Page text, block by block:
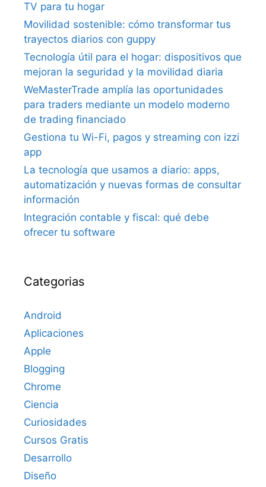
TV para tu hogar
Movilidad sostenible: cómo transformar tus
trayectos diarios con guppy
Tecnología útil para el hogar: dispositivos que
mejoran la seguridad y la movilidad diaria
WeMasterTrade amplía las oportunidades
para traders mediante un modelo moderno
de trading financiado
Gestiona tu Wi-Fi, pagos y streaming con izzi
app
La tecnología que usamos a diario: apps,
automatización y nuevas formas de consultar
información
Integración contable y fiscal: qué debe
ofrecer tu software
Categorias
Android
Aplicaciones
Apple
Blogging
Chrome
Ciencia
Curiosidades
Cursos Gratis
Desarrollo
Diseño